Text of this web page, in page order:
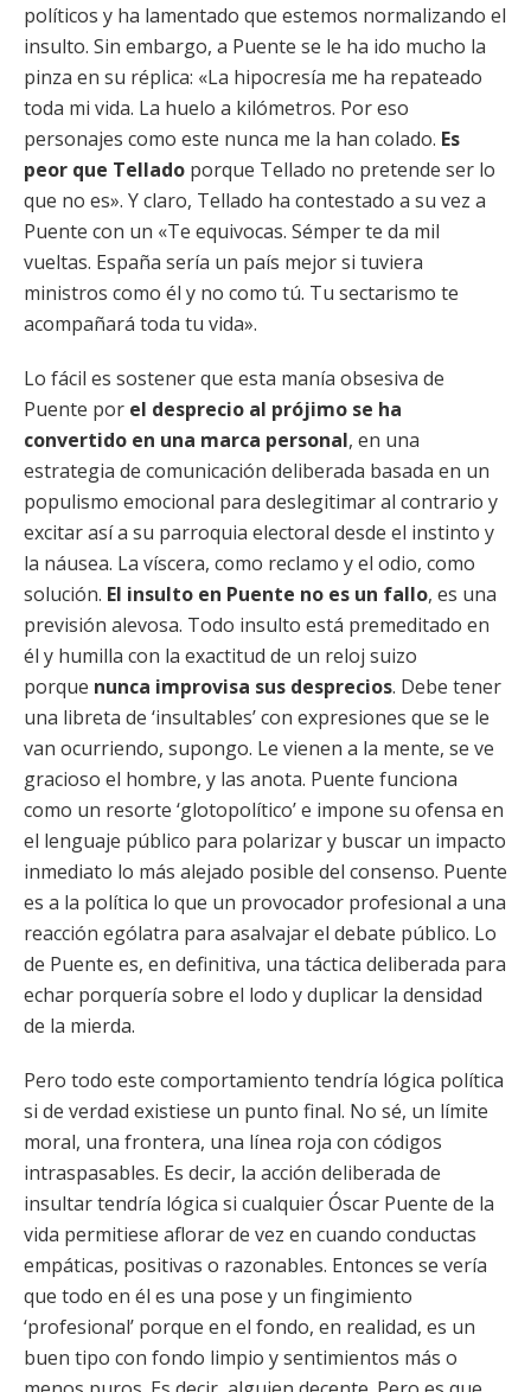
políticos y ha lamentado que estemos normalizando el
insulto. Sin embargo, a Puente se le ha ido mucho la
pinza en su réplica: «La hipocresía me ha repateado
toda mi vida. La huelo a kilómetros. Por eso
personajes como este nunca me la han colado. Es
peor que Tellado porque Tellado no pretende ser lo
que no es». Y claro, Tellado ha contestado a su vez a
Puente con un «Te equivocas. Sémper te da mil
vueltas. España sería un país mejor si tuviera
ministros como él y no como tú. Tu sectarismo te
acompañará toda tu vida».
Lo fácil es sostener que esta manía obsesiva de
Puente por el desprecio al prójimo se ha
convertido en una marca personal, en una
estrategia de comunicación deliberada basada en un
populismo emocional para deslegitimar al contrario y
excitar así a su parroquia electoral desde el instinto y
la náusea. La víscera, como reclamo y el odio, como
solución. El insulto en Puente no es un fallo, es una
previsión alevosa. Todo insulto está premeditado en
él y humilla con la exactitud de un reloj suizo
porque nunca improvisa sus desprecios. Debe tener
una libreta de ‘insultables’ con expresiones que se le
van ocurriendo, supongo. Le vienen a la mente, se ve
gracioso el hombre, y las anota. Puente funciona
como un resorte ‘glotopolítico’ e impone su ofensa en
el lenguaje público para polarizar y buscar un impacto
inmediato lo más alejado posible del consenso. Puente
es a la política lo que un provocador profesional a una
reacción ególatra para asalvajar el debate público. Lo
de Puente es, en definitiva, una táctica deliberada para
echar porquería sobre el lodo y duplicar la densidad
de la mierda.
Pero todo este comportamiento tendría lógica política
si de verdad existiese un punto final. No sé, un límite
moral, una frontera, una línea roja con códigos
intraspasables. Es decir, la acción deliberada de
insultar tendría lógica si cualquier Óscar Puente de la
vida permitiese aflorar de vez en cuando conductas
empáticas, positivas o razonables. Entonces se vería
que todo en él es una pose y un fingimiento
‘profesional’ porque en el fondo, en realidad, es un
buen tipo con fondo limpio y sentimientos más o